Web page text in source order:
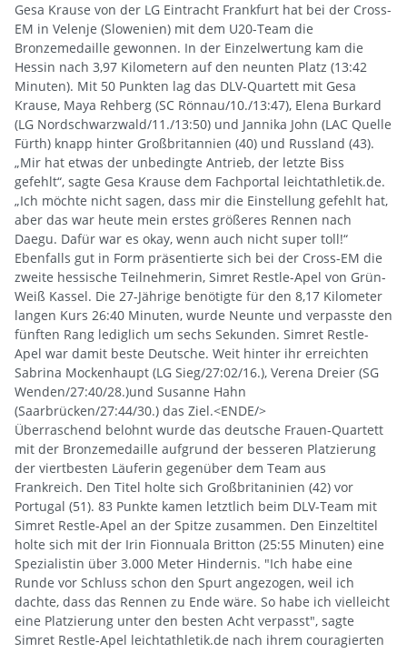
Gesa Krause von der LG Eintracht Frankfurt hat bei der Cross-
EM in Velenje (Slowenien) mit dem U20-Team die
Bronzemedaille gewonnen. In der Einzelwertung kam die
Hessin nach 3,97 Kilometern auf den neunten Platz (13:42
Minuten). Mit 50 Punkten lag das DLV-Quartett mit Gesa
Krause, Maya Rehberg (SC Rönnau/10./13:47), Elena Burkard
(LG Nordschwarzwald/11./13:50) und Jannika John (LAC Quelle
Fürth) knapp hinter Großbritannien (40) und Russland (43).
„Mir hat etwas der unbedingte Antrieb, der letzte Biss
gefehlt“, sagte Gesa Krause dem Fachportal leichtathletik.de.
„Ich möchte nicht sagen, dass mir die Einstellung gefehlt hat,
aber das war heute mein erstes größeres Rennen nach
Daegu. Dafür war es okay, wenn auch nicht super toll!“
Ebenfalls gut in Form präsentierte sich bei der Cross-EM die
zweite hessische Teilnehmerin, Simret Restle-Apel von Grün-
Weiß Kassel. Die 27-Jährige benötigte für den 8,17 Kilometer
langen Kurs 26:40 Minuten, wurde Neunte und verpasste den
fünften Rang lediglich um sechs Sekunden. Simret Restle-
Apel war damit beste Deutsche. Weit hinter ihr erreichten
Sabrina Mockenhaupt (LG Sieg/27:02/16.), Verena Dreier (SG
Wenden/27:40/28.)und Susanne Hahn
(Saarbrücken/27:44/30.) das Ziel.<ENDE/>
Überraschend belohnt wurde das deutsche Frauen-Quartett
mit der Bronzemedaille aufgrund der besseren Platzierung
der viertbesten Läuferin gegenüber dem Team aus
Frankreich. Den Titel holte sich Großbritaninien (42) vor
Portugal (51). 83 Punkte kamen letztlich beim DLV-Team mit
Simret Restle-Apel an der Spitze zusammen. Den Einzeltitel
holte sich mit der Irin Fionnuala Britton (25:55 Minuten) eine
Spezialistin über 3.000 Meter Hindernis. "Ich habe eine
Runde vor Schluss schon den Spurt angezogen, weil ich
dachte, dass das Rennen zu Ende wäre. So habe ich vielleicht
eine Platzierung unter den besten Acht verpasst", sagte
Simret Restle-Apel leichtathletik.de nach ihrem couragierten